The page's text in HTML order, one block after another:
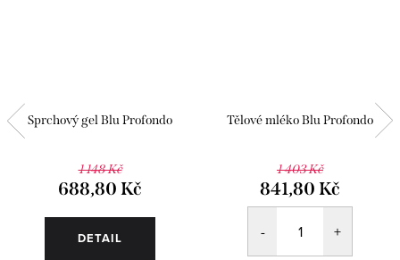
Sprchový gel Blu Profondo
1 148 Kč
688,80 Kč
DETAIL
Tělové mléko Blu Profondo
1 403 Kč
841,80 Kč